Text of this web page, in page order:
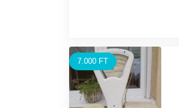
7.000 FT